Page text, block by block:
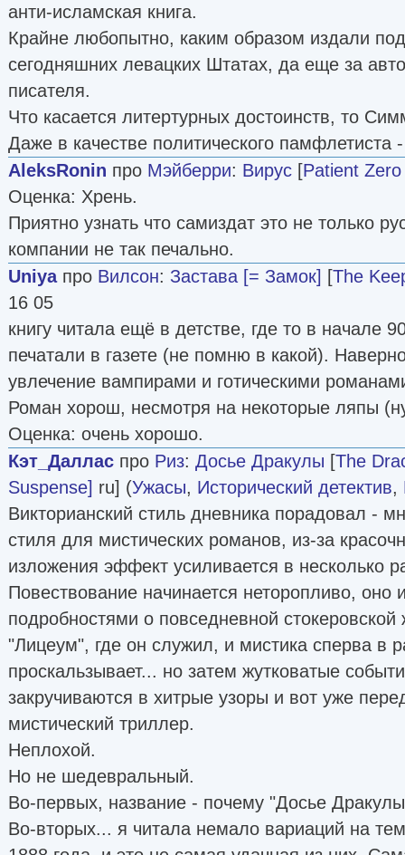
анти-исламская книга.
Крайне любопытно, каким образом издали
сегодняшних левацких Штатах, да еще за
писателя.
Что касается литертурных достоинств, то
Даже в качестве политического памфлетиста
AleksRonin про Мэйберри: Вирус [Patient Zero
Оценка: Хрень.
Приятно узнать что самиздат это не только
компании не так печально.
Uniyaпро Вилсон: Застава [= Замок] [The
16 05
книгу читала ещё в детстве, где то в начале
печатали в газете (не помню в какой).
увлечение вампирами и готическими
Роман хорош, несмотря на некоторые ляпы
Оценка: очень хорошо.
Кэт_Даллас про Риз: Досье Дракулы [The
Suspense] ru] (Ужасы, Исторический детектив,
Викторианский стиль дневника порадовал -
стиля для мистических романов, из-за
изложения эффект усиливается в несколько
Повествование начинается неторопливо, оно
подробностями о повседневной стокеровской
"Лицеум", где он служил, и мистика сперва в
проскальзывает... но затем жутковатые
закручиваются в хитрые узоры и вот уже
мистический триллер.
Неплохой.
Но не шедевральный.
Во-первых, название - почему "Досье
Во-вторых... я читала немало вариаций на